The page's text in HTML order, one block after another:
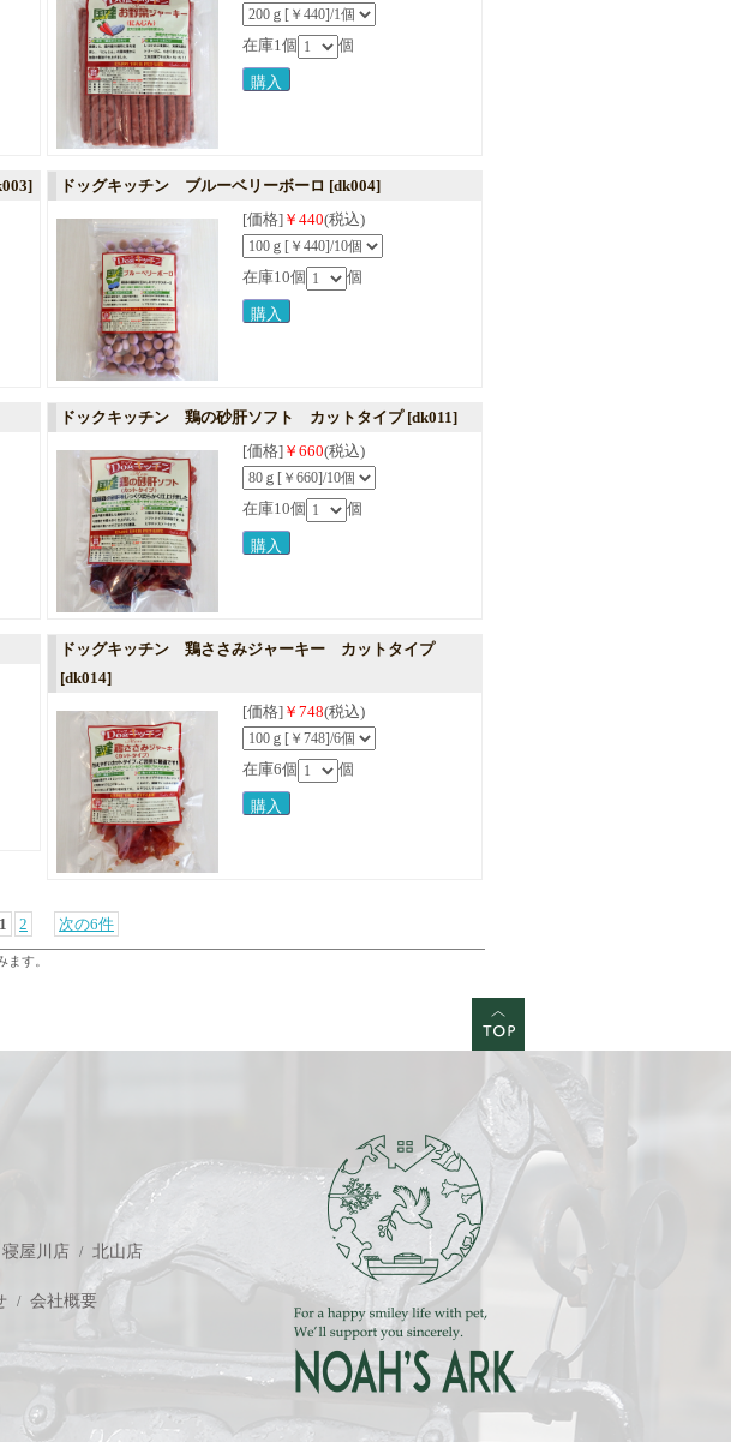
在庫1個 個
ドッグキッチン ブルーベリーボーロ [dk004]
[価格] ￥440(税込)
在庫10個 個
ドックキッチン 鶏の砂肝ソフト カットタイプ[dk011]
[価格] ￥660(税込)
在庫10個 個
ドッグキッチン 鶏ささみジャーキー カットタイプ
[dk014]
[価格] ￥748(税込)
在庫6個 個
1 2 次の6件
す。
寝屋川店 北山店
会社概要